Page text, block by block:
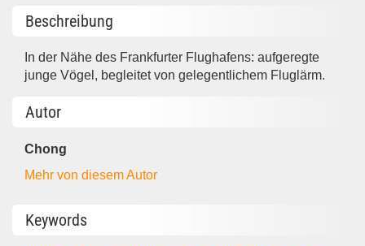
Beschreibung
In der Nähe des Frankfurter Flughafens: aufgeregte
junge Vögel, begleitet von gelegentlichem Fluglärm.
Autor
Chong
Mehr von diesem Autor
Keywords